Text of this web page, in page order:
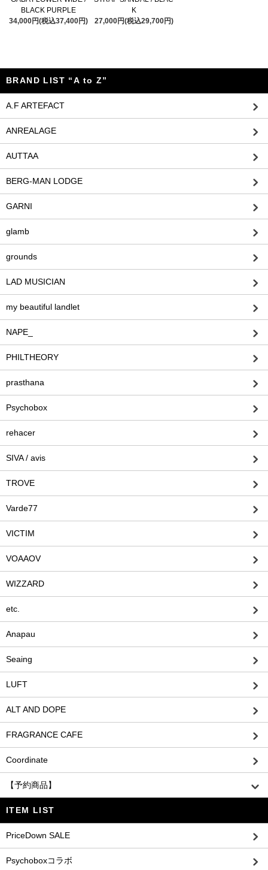
BLACK PURPLE
34,000円(税込37,400円)
K
27,000円(税込29,700円)
BRAND LIST “A to Z”
A.F ARTEFACT
ANREALAGE
AUTTAA
BERG-MAN LODGE
GARNI
glamb
grounds
LAD MUSICIAN
my beautiful landlet
NAPE_
PHILTHEORY
prasthana
Psychobox
rehacer
SIVA / avis
TROVE
Varde77
VICTIM
VOAAOV
WIZZARD
etc.
Anapau
Seaing
LUFT
ALT AND DOPE
FRAGRANCE CAFE
Coordinate
【予約商品】
ITEM LIST
PriceDown SALE
Psychoboxコラボ